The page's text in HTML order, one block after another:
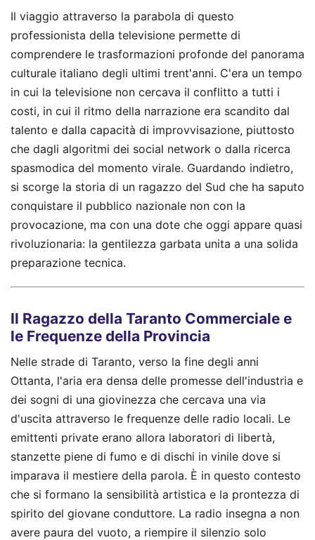
Il viaggio attraverso la parabola di questo
professionista della televisione permette di
comprendere le trasformazioni profonde del panorama
culturale italiano degli ultimi trent'anni. C'era un tempo
in cui la televisione non cercava il conflitto a tutti i
costi, in cui il ritmo della narrazione era scandito dal
talento e dalla capacità di improvvisazione, piuttosto
che dagli algoritmi dei social network o dalla ricerca
spasmodica del momento virale. Guardando indietro,
si scorge la storia di un ragazzo del Sud che ha saputo
conquistare il pubblico nazionale non con la
provocazione, ma con una dote che oggi appare quasi
rivoluzionaria: la gentilezza garbata unita a una solida
preparazione tecnica.
Il Ragazzo della Taranto Commerciale e
le Frequenze della Provincia
Nelle strade di Taranto, verso la fine degli anni
Ottanta, l'aria era densa delle promesse dell'industria e
dei sogni di una giovinezza che cercava una via
d'uscita attraverso le frequenze delle radio locali. Le
emittenti private erano allora laboratori di libertà,
stanzette piene di fumo e di dischi in vinile dove si
imparava il mestiere della parola. È in questo contesto
che si formano la sensibilità artistica e la prontezza di
spirito del giovane conduttore. La radio insegna a non
avere paura del vuoto, a riempire il silenzio solo